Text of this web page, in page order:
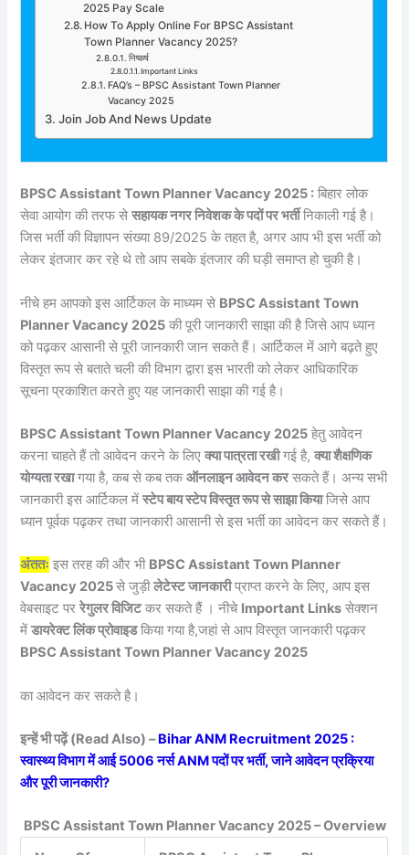
2025 Pay Scale
How To Apply Online For BPSC Assistant
Town Planner Vacancy 2025?
निष्कर्ष
Important Links
FAQ’s – BPSC Assistant Town Planner
Vacancy 2025
Join Job And News Update
BPSC Assistant Town Planner Vacancy 2025 : बिहार लोक
सेवा आयोग की तरफ सेसहायक नगर निवेशक के पदों पर भर्तीनिकाली गई है।
जिस भर्ती की विज्ञापन संख्या 89/2025 के तहत है, अगर आप भी इस भर्ती को
लेकर इंतजार कर रहे थे तो आप सबके इंतजार की घड़ी समाप्त हो चुकी है।
नीचे हम आपको इस आर्टिकल के माध्यम से BPSC Assistant Town
Planner Vacancy 2025 की पूरी जानकारी साझा की है जिसे आप ध्यान
को पढ़कर आसानी से पूरी जानकारी जान सकते हैं। आर्टिकल में आगे बढ़ते हुए
विस्तृत रूप से बताते चली की विभाग द्वारा इस भारती को लेकर आधिकारिक
सूचना प्रकाशित करते हुए यह जानकारी साझा की गई है।
BPSC Assistant Town Planner Vacancy 2025 हेतु आवेदन
करना चाहते हैं तो आवेदन करने के लिएक्या पात्रता रखीगई है,क्या शैक्षणिक
योग्यता रखागया है, कब से कब तकऑनलाइन आवेदन करसकते हैं। अन्य सभी
जानकारी इस आर्टिकल मेंस्टेप बाय स्टेप विस्तृत रूप से साझा कियाजिसे आप
ध्यान पूर्वक पढ़कर तथा जानकारी आसानी से इस भर्ती का आवेदन कर सकते हैं।
अंततः इस तरह की और भी BPSC Assistant Town Planner
Vacancy 2025से जुड़ीलेटेस्ट जानकारीप्राप्त करने के लिए, आप इस
वेबसाइट पररेगुलर विजिटकर सकते हैं । नीचे Important Links सेक्शन
मेंडायरेक्ट लिंक प्रोवाइडकिया गया है,जहां से आप विस्तृत जानकारी पढ़कर
BPSC Assistant Town Planner Vacancy 2025
का आवेदन कर सकते है।
इन्हें भी पढ़ें (Read Also) –Bihar ANM Recruitment 2025 :
स्वास्थ्य विभाग में आई 5006 नर्स ANM पदों पर भर्ती, जाने आवेदन प्रक्रिया
और पूरी जानकारी?
BPSC Assistant Town Planner Vacancy 2025 – Overview